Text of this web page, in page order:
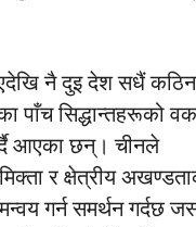
नै दुइ देश सधैं
पाँच सिद्धान्तहरूको
आएका छन्। चीनले
र क्षेत्रीय
गर्न समर्थन गर्दछ